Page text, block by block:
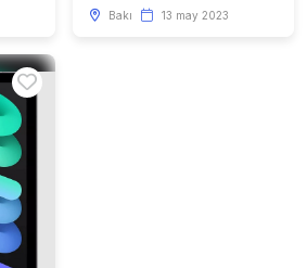
Bakı 13 may 2023